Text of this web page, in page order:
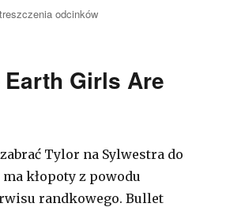
odcinków
Earth Girls Are
Tylor na Sylwestra do
ma kłopoty z powodu
randkowego. Bullet